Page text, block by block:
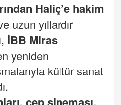
Haliç’e hakim
uzun yıllardır
İBB Miras
yeniden
kültür sanat
cep sineması,